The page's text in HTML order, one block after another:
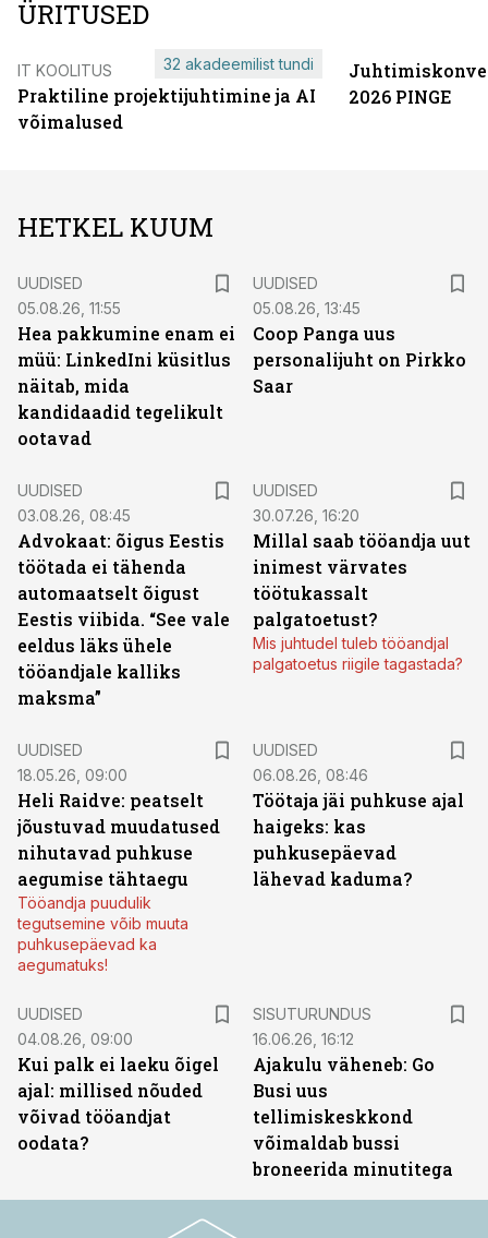
ÜRITUSED
IT KOOLITUS
Praktiline projektijuhtimine ja AI
võimalused
32 akadeemilist tundi
2026 PINGE
HETKEL KUUM
UUDISED
05.08.26, 11:55
Hea pakkumine enam ei
müü: LinkedIni küsitlus
näitab, mida
kandidaadid tegelikult
ootavad
UUDISED
05.08.26, 13:45
Coop Panga uus
personalijuht on Pirkko
Saar
UUDISED
03.08.26, 08:45
Advokaat: õigus Eestis
töötada ei tähenda
automaatselt õigust
Eestis viibida. “See vale
eeldus läks ühele
tööandjale kalliks
maksma”
UUDISED
30.07.26, 16:20
Millal saab tööandja uut
inimest värvates
töötukassalt
palgatoetust?
Mis juhtudel tuleb tööandjal
palgatoetus riigile tagastada?
UUDISED
18.05.26, 09:00
Heli Raidve: peatselt
jõustuvad muudatused
nihutavad puhkuse
aegumise tähtaegu
Tööandja puudulik
tegutsemine võib muuta
puhkusepäevad ka
aegumatuks!
UUDISED
06.08.26, 08:46
Töötaja jäi puhkuse ajal
haigeks: kas
puhkusepäevad
lähevad kaduma?
UUDISED
04.08.26, 09:00
Kui palk ei laeku õigel
ajal: millised nõuded
võivad tööandjat
oodata?
SISUTURUNDUS
16.06.26, 16:12
Ajakulu väheneb: Go
Busi uus
tellimiskeskkond
võimaldab bussi
broneerida minutitega